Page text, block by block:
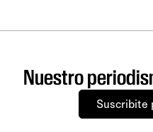
Nuestro
Suscribite